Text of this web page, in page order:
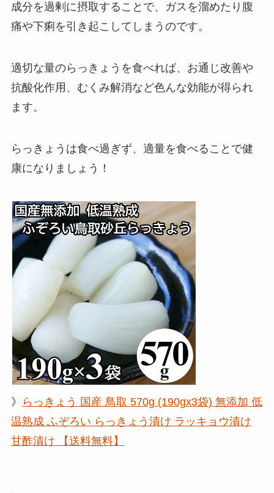
成分を過剰に摂取することで、ガスを溜めたり腹
痛や下痢を引き起こしてしまうのです。
適切な量のらっきょうを食べれば、お通じ改善や
抗酸化作用、むくみ解消など色んな効能が得られ
ます。
らっきょうは食べ過ぎず、適量を食べることで健
康になりましょう！
》
らっきょう 国産 鳥取 570g (190gx3袋) 無添加 低
温熟成 ふぞろい らっきょう漬け ラッキョウ漬け
甘酢漬け 【送料無料】